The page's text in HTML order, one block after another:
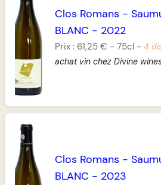
Clos Romans -
BLANC - 2022
Prix : 61,25 € -75cl -4
achat vin chez Divine
Clos Romans -
BLANC - 2023